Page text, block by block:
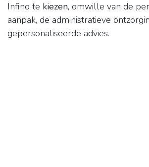
Infino te kiezen, omwille van de
aanpak, de administratieve
gepersonaliseerde advies.